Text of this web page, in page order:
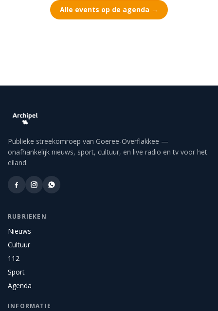
Alle events op de agenda →
Publieke streekomroep van Goeree-Overflakkee —
onafhankelijk nieuws, sport, cultuur, en live radio en tv voor het
eiland.
RUBRIEKEN
Nieuws
Cultuur
112
Sport
Agenda
INFORMATIE